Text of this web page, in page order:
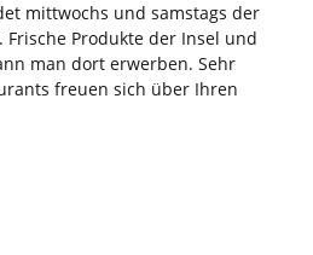
mittwochs und samstags der
Produkte der Insel und
man dort erwerben. Sehr
freuen sich über Ihren